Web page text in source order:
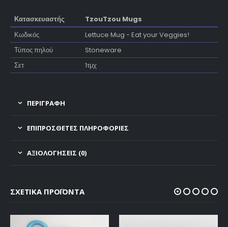
Κατασκευαστής
TzouTzou Mugs
Κωδικός
Lettuce Mug - Eat your Veggies!
Τύπος πηλού
Stoneware
Σετ
1τμχ
ΠΕΡΙΓΡΑΦΗ
ΕΠΙΠΡΌΣΘΕΤΕΣ ΠΛΗΡΟΦΟΡΊΕΣ
ΑΞΙΟΛΟΓΉΣΕΙΣ (0)
ΣΧΕΤΙΚΆ ΠΡΟΪΌΝΤΑ